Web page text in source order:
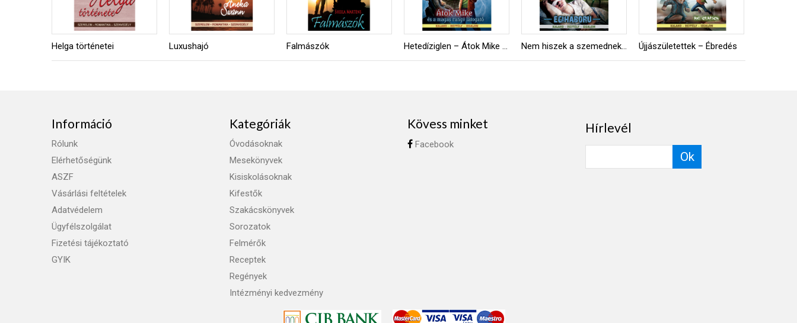
Helga történetei Luxushajó Falmászók Hetedíziglen – Átok Mike és a magas rangú látogató Nem hiszek a szemednek! – Égiháború Újjászületettek – Ébredés
Információ
Rólunk
Elérhetőségünk
ASZF
Vásárlási feltételek
Adatvédelem
Ügyfélszolgálat
Fizetési tájékoztató
GYIK
Kategóriák
Óvodásoknak
Mesekönyvek
Kisiskolásoknak
Kifestők
Szakácskönyvek
Sorozatok
Felmérők
Receptek
Regények
Intézményi kedvezmény
Kövess minket
Facebook
Hírlevél
Ok